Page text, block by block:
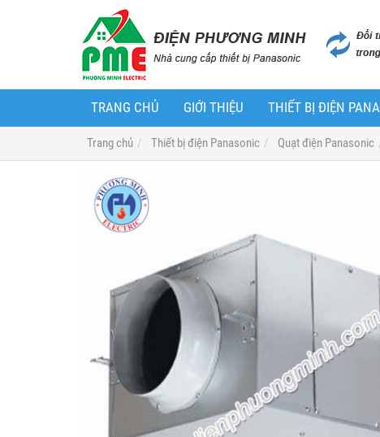
TRANG CHỦ GIỚI THIỆU THIẾT BỊ ĐIỆN
Trang chủ Thiết bị điện Panasonic Quạt điện Panasonic